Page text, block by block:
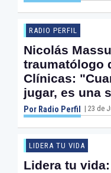
RADIO PERFIL
Nicolás
traumatólogo
Clínicas:
jugar, es una
Por Radio Perfil | 23 de
LIDERA TU VIDA
Lidera tu